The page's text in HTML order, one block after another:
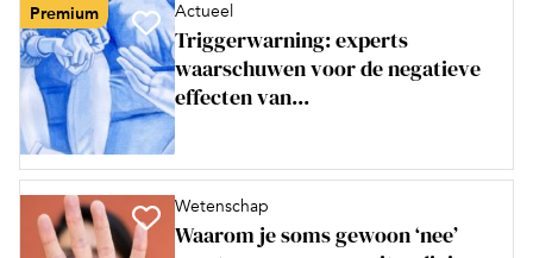
Premium Actueel
Triggerwarning: experts
waarschuwen voor de negatieve
effecten van...
Wetenschap
Waarom je soms gewoon ‘nee’